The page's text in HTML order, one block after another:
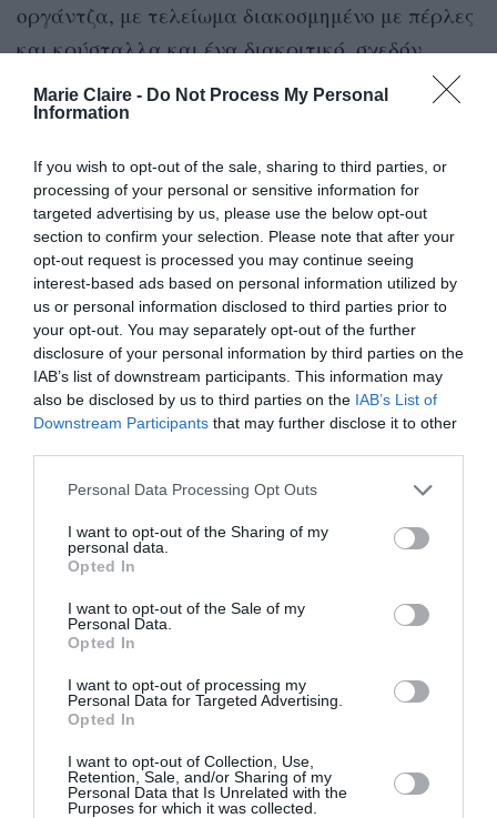
Marie Claire - Do Not Process My Personal
Information
If you wish to opt-out of the sale, sharing to third parties, or
processing of your personal or sensitive information for
targeted advertising by us, please use the below opt-out
section to confirm your selection. Please note that after your
opt-out request is processed you may continue seeing
interest-based ads based on personal information utilized by
us or personal information disclosed to third parties prior to
your opt-out. You may separately opt-out of the further
disclosure of your personal information by third parties on the
IAB’s list of downstream participants. This information may
also be disclosed by us to third parties on the IAB’s List of
Downstream Participants that may further disclose it to other
Personal Data Processing Opt Outs
I want to opt-out of the Sharing of my
personal data.
Opted In
I want to opt-out of the Sale of my
Personal Data.
Opted In
I want to opt-out of processing my
Personal Data for Targeted Advertising.
Opted In
I want to opt-out of Collection, Use,
Retention, Sale, and/or Sharing of my
Personal Data that Is Unrelated with the
Purposes for which it was collected.
οργάντζα, με τελείωμα διακοσμημένο με πέρλες
και κρύσταλλα και ένα διακριτικό, σχεδόν
«αγκάθινο» μοτίβο να αγκαλιάζει το ντεκολτέ.
Κάτω από το φόρεμα, η Robbie φορούσε μαύρα
κεντημένα με φίνα λουλουδένια σχέδια.
Ολοκλήρωσε την εμφάνιση με μαύρες γόβες από
την ίδια συλλογή, ενώ κρατούσε μια παλ ροζ
τσάντα από οργάντζα. Σε ό,τι αφορά τα
κοσμήματα, η ηθοποιός επέλεξε τρία
διαφορετικά Coco Crush δαχτυλίδια του οίκου,
επιβεβαιώνοντας την προσήλωσή της στη
διακριτική πολυτέλεια.